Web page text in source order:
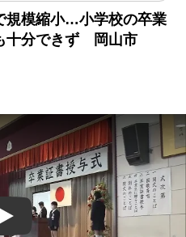
規模縮小…小学校の卒業
十分できず 岡山市
Play